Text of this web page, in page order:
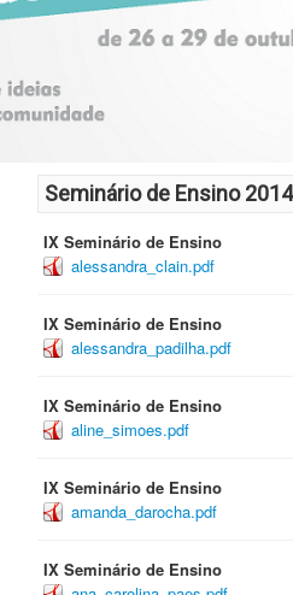
Seminário de Ensino 2014
IX Seminário de Ensino
alessandra_clain.pdf
IX Seminário de Ensino
alessandra_padilha.pdf
IX Seminário de Ensino
aline_simoes.pdf
IX Seminário de Ensino
amanda_darocha.pdf
IX Seminário de Ensino